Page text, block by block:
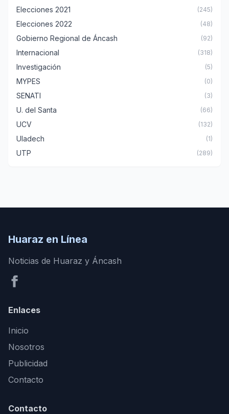
Elecciones 2021 (245)
Elecciones 2022 (48)
Gobierno Regional de Áncash (92)
Internacional (318)
Investigación (5)
MYPES (0)
SENATI (3)
U. del Santa (66)
UCV (132)
Uladech (1)
UTP (289)
Huaraz en Línea
Noticias de Huaraz y Áncash
Enlaces
Inicio
Nosotros
Publicidad
Contacto
Contacto